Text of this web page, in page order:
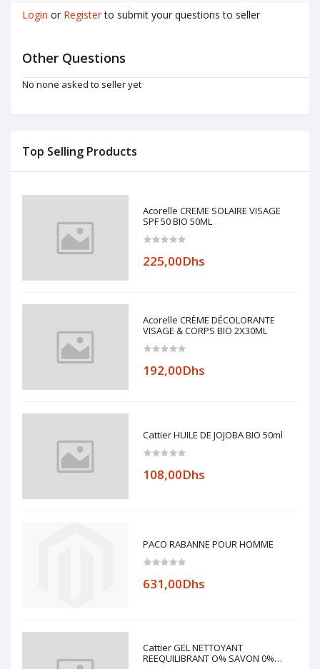
Top Selling Products
Acorelle CREME SOLAIRE VISAGE
SPF 50 BIO 50ML
225,00Dhs
Acorelle CRÈME DÉCOLORANTE
VISAGE & CORPS BIO 2X30ML
192,00Dhs
Cattier HUILE DE JOJOBA BIO 50ml
108,00Dhs
PACO RABANNE POUR HOMME
631,00Dhs
Cattier GEL NETTOYANT
REEQUILIBRANT O% SAVON 0%
Login or Register to submit your questions to seller
Other Questions
No none asked to seller yet